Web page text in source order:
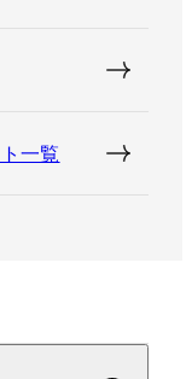
一覧